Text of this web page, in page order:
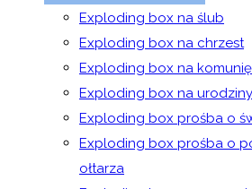
Exploding box na ślub
Exploding box na chrzest
Exploding box na komunię
Exploding box na urodziny
Exploding box prośba o
Exploding box prośba o
ołtarza